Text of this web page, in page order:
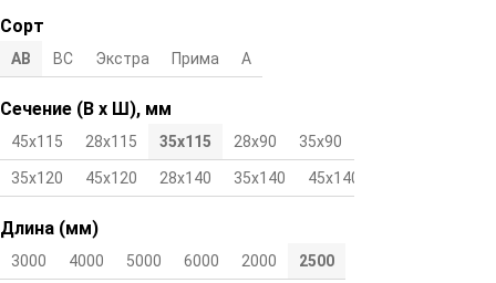
Сорт
АВ ВС Экстра Прима А
Сечение (В х Ш), мм
45х115 28х115 35х115 28х90 35х90
35х120 45х120 28х140 35х140 45х140
Длина (мм)
3000 4000 5000 6000 2000 2500